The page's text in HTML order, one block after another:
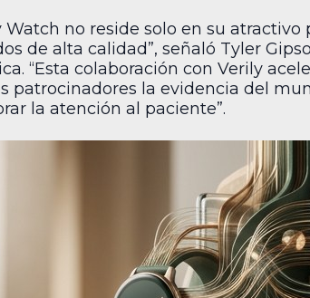
Watch no reside solo en su
de alta calidad”, señaló Tyler
“Esta colaboración con Verily
patrocinadores la evidencia del
la atención al paciente”.